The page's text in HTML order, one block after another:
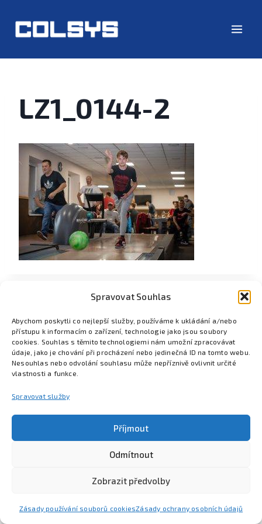
Spravovat Souhlas
Abychom poskytli co nejlepší služby, používáme k ukládání a/nebo
přístupu k informacím o zařízení, technologie jako jsou soubory
cookies. Souhlas s těmito technologiemi nám umožní zpracovávat
údaje, jako je chování při procházení nebo jedinečná ID na tomto webu.
Nesouhlas nebo odvolání souhlasu může nepříznivě ovlivnit určité
vlastnosti a funkce.
Spravovat služby
Příjmout
Odmítnout
Zobrazit předvolby
Zásady používání souborů cookiesZásady ochrany osobních údajů
LZ1_0144-2
Volná místa Pro studenty